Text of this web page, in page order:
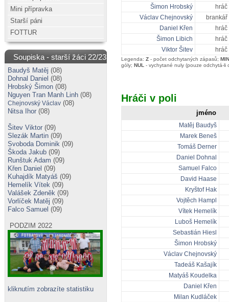
Mini přípravka
Starší páni
FOTTUR
Soupiska - starší žáci 22/23
Baudyš Matěj (08)
Dohnal Daniel (08)
Hrobský Šimon (08)
Nguyen Tran Manh Linh (08)
Chejnovský Václav (08)
Nitsa Ihor (08)
Šitev Viktor (09)
Slezák Martin (09)
Svoboda Dominik (09)
Škoda Jakub (09)
Runštuk Adam (09)
Křen Daniel (09)
Kuhajdík Matyáš (09)
Hemelík Vítek (09)
Valášek Zdeněk (09)
Vorlíček Matěj (09)
Falco Samuel (09)
PODZIM 2022
kliknutím zobrazíte statistiku
Šimon Hrobský
hráč
Václav Chejnovský
brankář
Daniel Křen
hráč
Šimon Libich
hráč
Viktor Šitev
hráč
Legenda: Z - počet odchytaných zápasů; MIN
góly; NUL - vychytané nuly (pouze odchytá-li
Hráči v poli
jméno
Matěj Baudyš
Marek Beneš
Tomáš Derner
Daniel Dohnal
Samuel Falco
David Haase
Kryštof Hak
Vojtěch Hampl
Vítek Hemelík
Luboš Hemelík
Sebastián Hiesl
Šimon Hrobský
Václav Chejnovský
Tadeáš Kašajík
Matyáš Koudelka
Daniel Křen
Milan Kudláček